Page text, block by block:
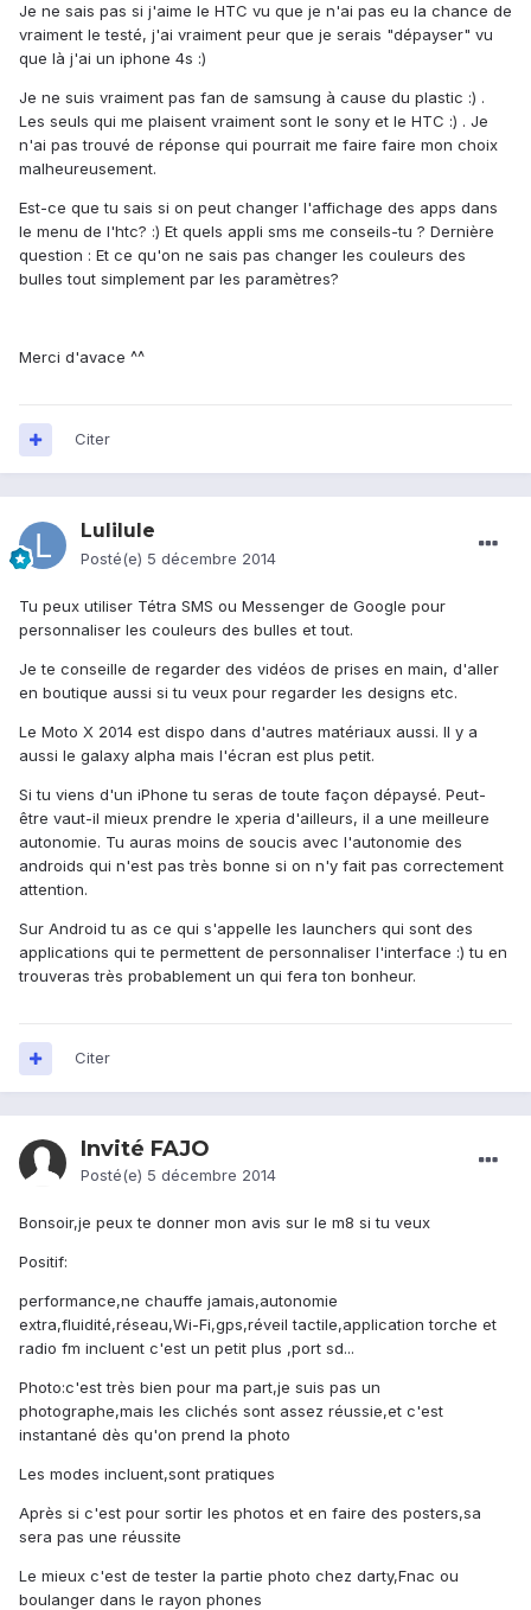
Je ne sais pas si j'aime le HTC vu que je n'ai pas eu la chance de
vraiment le testé, j'ai vraiment peur que je serais "dépayser" vu
que là j'ai un iphone 4s :)
Je ne suis vraiment pas fan de samsung à cause du plastic :) .
Les seuls qui me plaisent vraiment sont le sony et le HTC :) . Je
n'ai pas trouvé de réponse qui pourrait me faire faire mon choix
malheureusement.
Est-ce que tu sais si on peut changer l'affichage des apps dans
le menu de l'htc? :) Et quels appli sms me conseils-tu ? Dernière
question : Et ce qu'on ne sais pas changer les couleurs des
bulles tout simplement par les paramètres?
Merci d'avace ^^
Citer
Lulilule
Posté(e) 5 décembre 2014
Tu peux utiliser Tétra SMS ou Messenger de Google pour
personnaliser les couleurs des bulles et tout.
Je te conseille de regarder des vidéos de prises en main, d'aller
en boutique aussi si tu veux pour regarder les designs etc.
Le Moto X 2014 est dispo dans d'autres matériaux aussi. Il y a
aussi le galaxy alpha mais l'écran est plus petit.
Si tu viens d'un iPhone tu seras de toute façon dépaysé. Peut-
être vaut-il mieux prendre le xperia d'ailleurs, il a une meilleure
autonomie. Tu auras moins de soucis avec l'autonomie des
androids qui n'est pas très bonne si on n'y fait pas correctement
attention.
Sur Android tu as ce qui s'appelle les launchers qui sont des
applications qui te permettent de personnaliser l'interface :) tu en
trouveras très probablement un qui fera ton bonheur.
Citer
Invité FAJO
Posté(e) 5 décembre 2014
Bonsoir,je peux te donner mon avis sur le m8 si tu veux
Positif:
performance,ne chauffe jamais,autonomie
extra,fluidité,réseau,Wi-Fi,gps,réveil tactile,application torche et
radio fm incluent c'est un petit plus ,port sd...
Photo:c'est très bien pour ma part,je suis pas un
photographe,mais les clichés sont assez réussie,et c'est
instantané dès qu'on prend la photo
Les modes incluent,sont pratiques
Après si c'est pour sortir les photos et en faire des posters,sa
sera pas une réussite
Le mieux c'est de tester la partie photo chez darty,Fnac ou
boulanger dans le rayon phones